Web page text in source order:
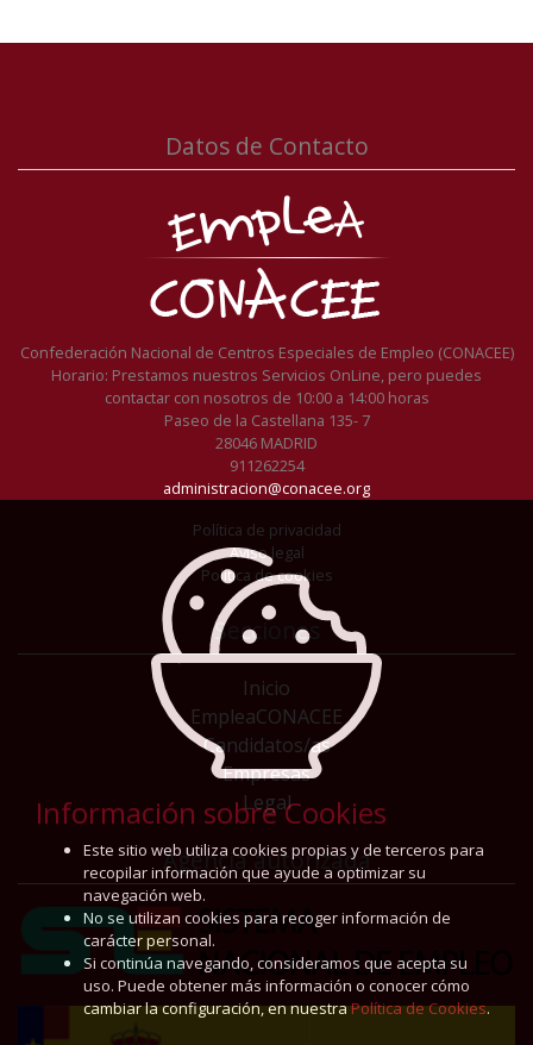
Datos de Contacto
Confederación Nacional de Centros Especiales de Empleo (CONACEE)
Horario: Prestamos nuestros Servicios OnLine, pero puedes
contactar con nosotros de 10:00 a 14:00 horas
Paseo de la Castellana 135- 7
28046 MADRID
911262254
administracion@conacee.org
Política de privacidad
Aviso legal
Política de cookies
Secciones
Inicio
EmpleaCONACEE
Candidatos/as
Empresas
Legal
Agencia autorizada
Información sobre Cookies
Este sitio web utiliza cookies propias y de terceros para
recopilar información que ayude a optimizar su
navegación web.
No se utilizan cookies para recoger información de
carácter personal.
Si continúa navegando, consideramos que acepta su
uso. Puede obtener más información o conocer cómo
cambiar la configuración, en nuestraPolítica de Cookies.